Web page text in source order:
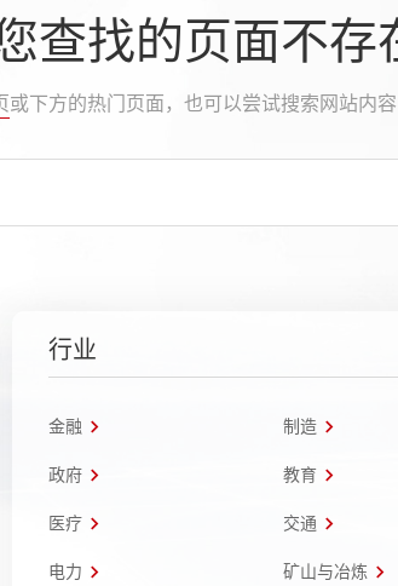
查找的页面不存
或下方的热门页面，也可以尝试搜索网站内容
行业
金融 制造
政府 教育
医疗 交通
电力 矿山与冶炼